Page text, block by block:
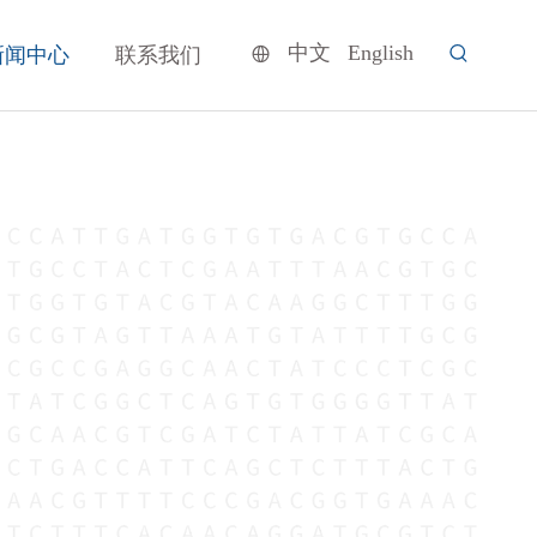
闻中心 联系我们 中文 English